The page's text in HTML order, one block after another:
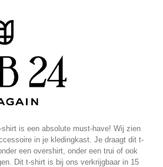
is een absolute must-have! Wij zien
in je kledingkast. Je draagt dit t-
een overshirt, onder een trui of ook
Dit t-shirt is bij ons verkrijgbaar in 15